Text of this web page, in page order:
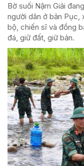
Bờ suối Nậm Giải
người dân ở bản Pục,
bộ, chiến sĩ và đồng
đá, giữ đất, giữ bản.